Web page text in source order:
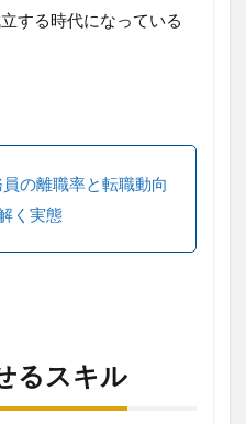
する時代になっている
の離職率と転職動向
く実態
るスキル